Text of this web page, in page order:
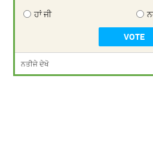
ਹਾਂ ਜੀ
ਨਤੀਜੇ ਦੇਖੋ